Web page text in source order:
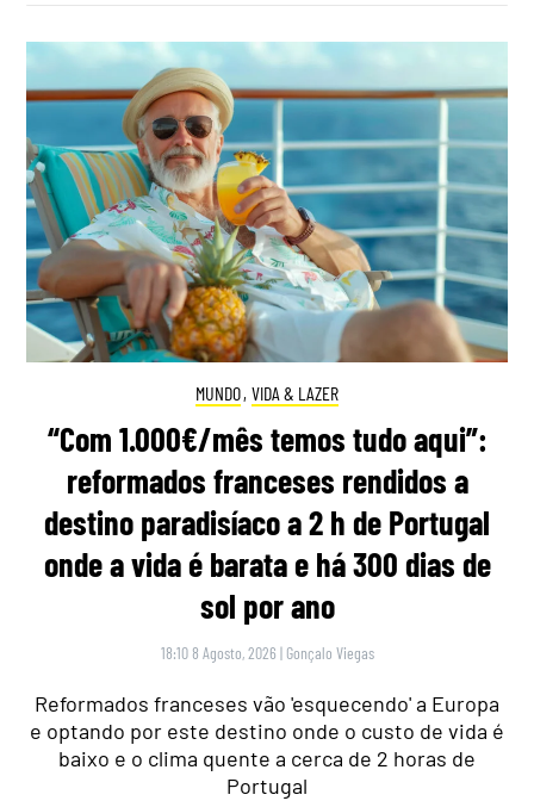
MUNDO, VIDA & LAZER
“Com 1.000€/mês temos tudo aqui”:
reformados franceses rendidos a
destino paradisíaco a 2 h de Portugal
onde a vida é barata e há 300 dias de
sol por ano
18:10 8 Agosto, 2026 | Gonçalo Viegas
Reformados franceses vão 'esquecendo' a Europa
e optando por este destino onde o custo de vida é
baixo e o clima quente a cerca de 2 horas de
Portugal